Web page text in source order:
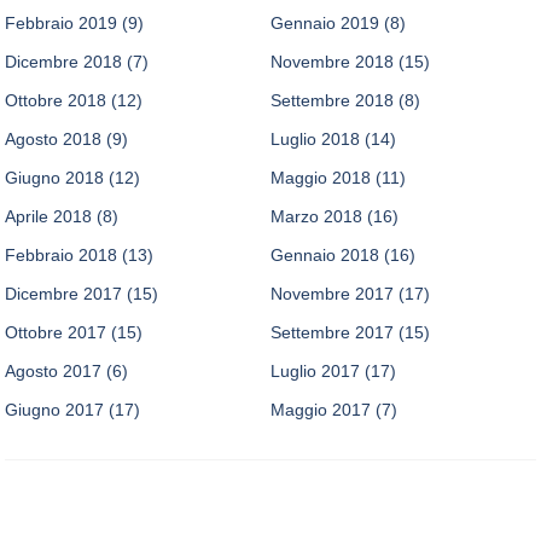
Febbraio 2019 (9) Gennaio 2019 (8)
Dicembre 2018 (7) Novembre 2018 (15)
Ottobre 2018 (12) Settembre 2018 (8)
Agosto 2018 (9) Luglio 2018 (14)
Giugno 2018 (12) Maggio 2018 (11)
Aprile 2018 (8) Marzo 2018 (16)
Febbraio 2018 (13) Gennaio 2018 (16)
Dicembre 2017 (15) Novembre 2017 (17)
Ottobre 2017 (15) Settembre 2017 (15)
Agosto 2017 (6) Luglio 2017 (17)
Giugno 2017 (17) Maggio 2017 (7)